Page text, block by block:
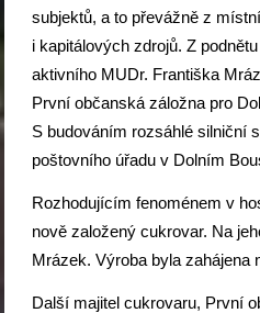
subjektů, a to převážně z
i kapitálových zdrojů. Z
aktivního MUDr. Františka
První občanská záložna pro
S budováním rozsáhlé silniční
poštovního úřadu v Dolním
Rozhodujícím fenoménem v
nově založený cukrovar. Na
Mrázek. Výroba byla zahájena
Další majitel cukrovaru, První